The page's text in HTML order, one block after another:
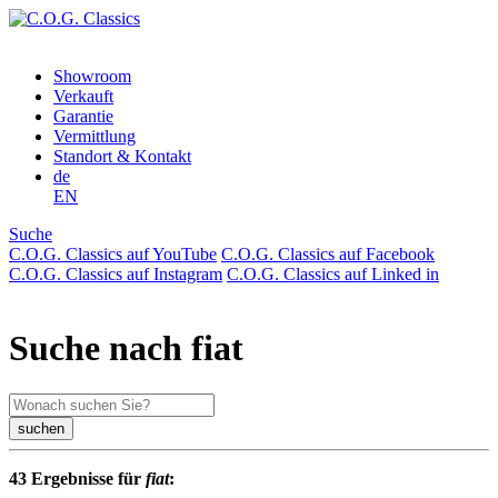
Showroom
Verkauft
Garantie
Vermittlung
Standort & Kontakt
de
EN
Suche
C.O.G. Classics auf YouTube C.O.G. Classics auf Facebook
C.O.G. Classics auf Instagram C.O.G. Classics auf Linked in
Suche nach fiat
suchen
43 Ergebnisse für fiat: